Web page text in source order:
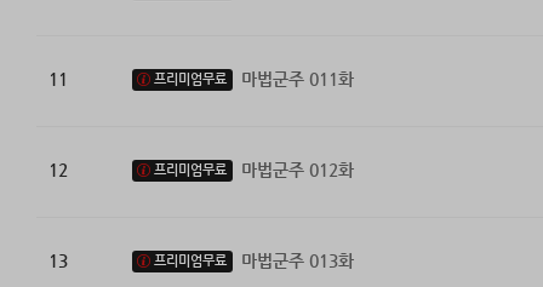
11 프리미엄무료 마법군주 011화
12 프리미엄무료 마법군주 012화
13 프리미엄무료 마법군주 013화